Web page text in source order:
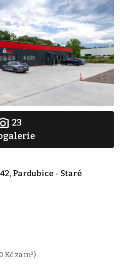
23
Pardubice - Staré
Kč za m²)